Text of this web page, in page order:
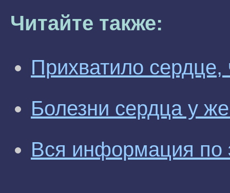
Читайте также:
Прихватило сердце,
Болезни сердца у
Вся информация по